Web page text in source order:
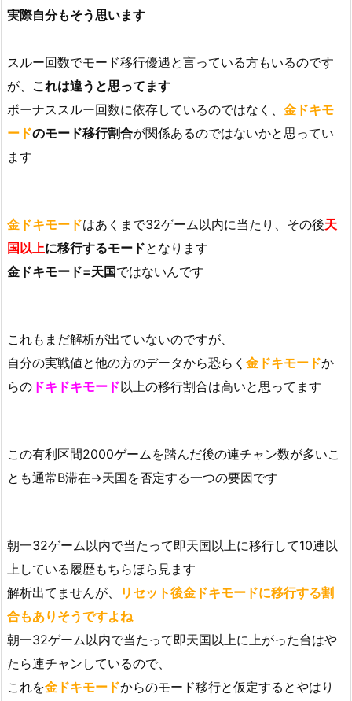
実際自分もそう思います
スルー回数でモード移行優遇と言っている方もいるのです
が、 これは違うと思ってます
ボーナススルー回数に依存しているのではなく、 金ドキモ
ードのモード移行割合が関係あるのではないかと思ってい
ます
金ドキモードはあくまで32ゲーム以内に当たり、その後天
国以上に移行するモードとなります
金ドキモード=天国ではないんです
これもまだ解析が出ていないのですが、
自分の実戦値と他の方のデータから恐らく 金ドキモードか
らの ドキドキモード以上の移行割合は高いと思ってます
この有利区間2000ゲームを踏んだ後の連チャン数が多いこ
とも通常B滞在→天国を否定する一つの要因です
朝一32ゲーム以内で当たって即天国以上に移行して10連以
上している履歴もちらほら見ます
解析出てませんが、
リセット後金ドキモードに移行する割
合もありそうですよね
朝一32ゲーム以内で当たって即天国以上に上がった台はや
たら連チャンしているので、
これを金ドキモードからのモード移行と仮定するとやはり